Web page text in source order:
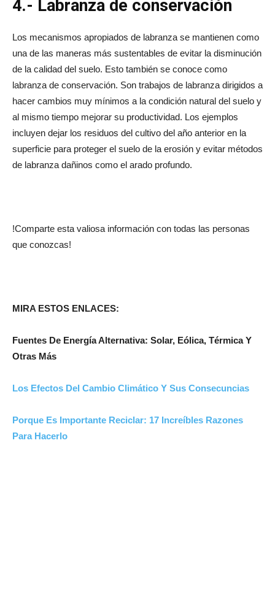
4.- Labranza de conservación
Los mecanismos apropiados de labranza se mantienen como
una de las maneras más sustentables de evitar la disminución
de la calidad del suelo. Esto también se conoce como
labranza de conservación. Son trabajos de labranza dirigidos a
hacer cambios muy mínimos a la condición natural del suelo y
al mismo tiempo mejorar su productividad. Los ejemplos
incluyen dejar los residuos del cultivo del año anterior en la
superficie para proteger el suelo de la erosión y evitar métodos
de labranza dañinos como el arado profundo.
!Comparte esta valiosa información con todas las personas
que conozcas!
MIRA ESTOS ENLACES:
Fuentes De Energía Alternativa: Solar, Eólica, Térmica Y
Otras Más
Los Efectos Del Cambio Climático Y Sus Consecuncias
Porque Es Importante Reciclar: 17 Increíbles Razones
Para Hacerlo